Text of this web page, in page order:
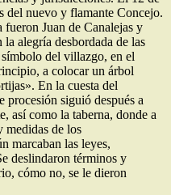
del nuevo y flamante Concejo.
Juan de Canalejas y
alegría desbordada de las
del villazgo, en el
a colocar un árbol
En la cuesta del
procesión siguió después a
así como la taberna, donde a
medidas de los
marcaban las leyes,
deslindaron términos y
cómo no, se le dieron